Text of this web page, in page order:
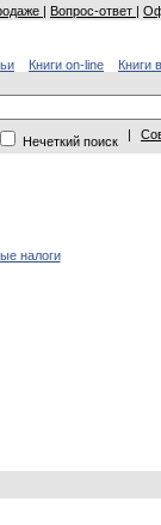
| Вопрос-ответ |
Книги on-line Книги
Нечеткий поиск |
налоги